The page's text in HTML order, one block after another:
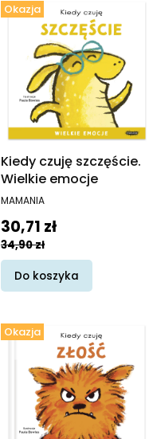
Okazja
Kiedy czuję szczęście.
Wielkie emocje
PRODUCENT
MAMANIA
Cena promocyjna
30,71 zł
34,90 zł
Do koszyka
Okazja